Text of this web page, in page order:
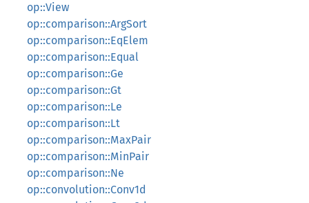
op::View
op::comparison::ArgSort
op::comparison::EqElem
op::comparison::Equal
op::comparison::Ge
op::comparison::Gt
op::comparison::Le
op::comparison::Lt
op::comparison::MaxPair
op::comparison::MinPair
op::comparison::Ne
op::convolution::Conv1d